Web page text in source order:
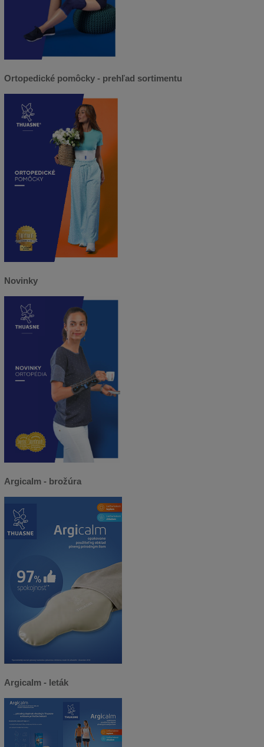
Ortopedické pomôcky - prehľad sortimentu
Novinky
Argicalm - brožúra
Argicalm - leták